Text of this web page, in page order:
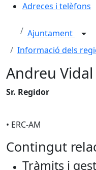
Adreces i telèfons
Ajuntament
Informació dels
Andreu
Sr.​ Regidor
• ERC-AM
Contingut
Tràmits i